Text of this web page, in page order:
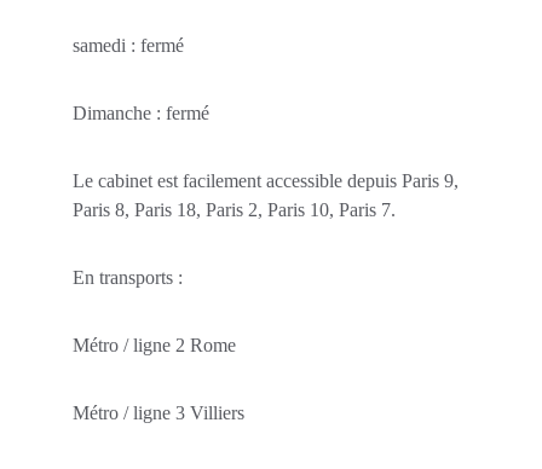
samedi : fermé
Dimanche : fermé
Le cabinet est facilement accessible depuis Paris 9,
Paris 8, Paris 18, Paris 2, Paris 10, Paris 7.
En transports :
Métro / ligne 2 Rome
Métro / ligne 3 Villiers